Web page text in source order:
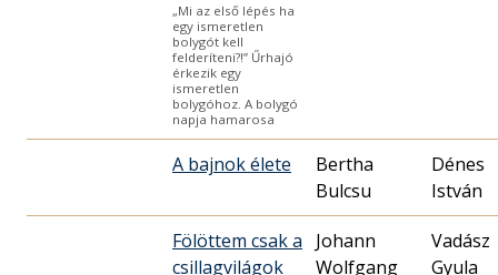
„Mi az első lépés ha
egy ismeretlen
bolygót kell
felderíteni?!” Űrhajó
érkezik egy
ismeretlen
bolygóhoz. A bolygó
napja hamarosa
A bajnok élete
Bertha
Dénes
István
Fölöttem csak a
csillagvilágok
Johann
Wolfgang
Vadász
Gyula